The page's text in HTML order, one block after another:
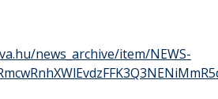
news_archive/item/NEWS-